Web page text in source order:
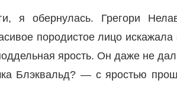
я обернулась. Грегори
породистое лицо искажала
ярость. Он даже не
Блэквальд? — с яростью